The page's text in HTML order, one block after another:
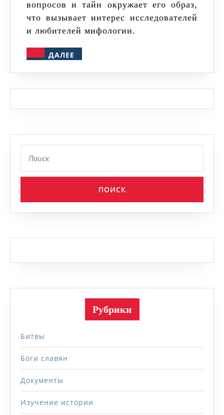
вопросов и тайн окружает его образ,
что вызывает интерес исследователей
и любителей мифологии.
ДАЛЕЕ
Рубрики
Битвы
Боги славян
Документы
Изучение истории